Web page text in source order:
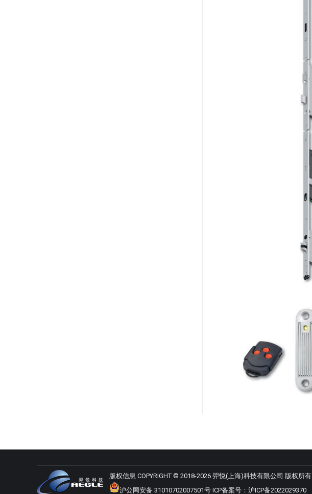
版权信息 COPYRIGHT © 2018-2026 羿悦(上海)科技有限公司 版权所有
沪公网安备 31010702007501号 ICP备案号： 沪ICP备2022029370